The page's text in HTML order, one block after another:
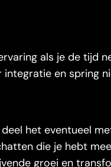
als je de tijd
en spring
het eventueel
die je hebt
groei en